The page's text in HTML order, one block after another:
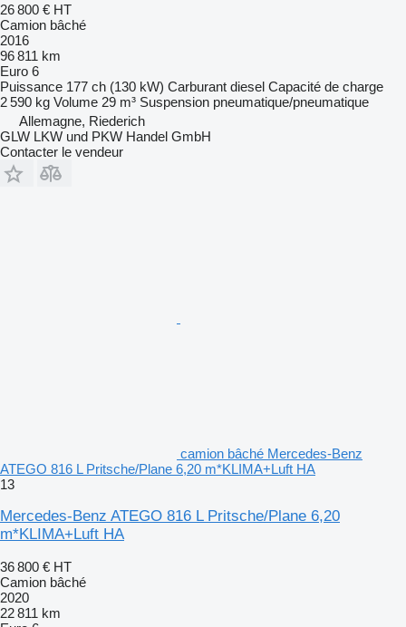
26 800 € HT
Camion bâché
2016
96 811 km
Euro 6
Puissance 177 ch (130 kW) Carburant diesel Capacité de charge
2 590 kg Volume 29 m³ Suspension pneumatique/pneumatique
Allemagne, Riederich
GLW LKW und PKW Handel GmbH
Contacter le vendeur
camion bâché Mercedes-Benz
ATEGO 816 L Pritsche/Plane 6,20 m*KLIMA+Luft HA
13
Mercedes-Benz ATEGO 816 L Pritsche/Plane 6,20
m*KLIMA+Luft HA
36 800 € HT
Camion bâché
2020
22 811 km